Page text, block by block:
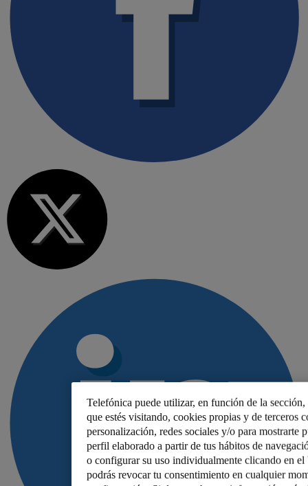
Telefónica puede utilizar, en función de la
que estés visitando, cookies propias y de terceros
personalización, redes sociales y/o para mostrarte
perfil elaborado a partir de tus hábitos de
o configurar su uso individualmente clicando en
podrás revocar tu consentimiento en cualquier